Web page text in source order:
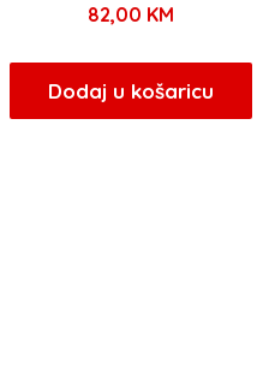
82,00 KM
Dodaj u košaricu